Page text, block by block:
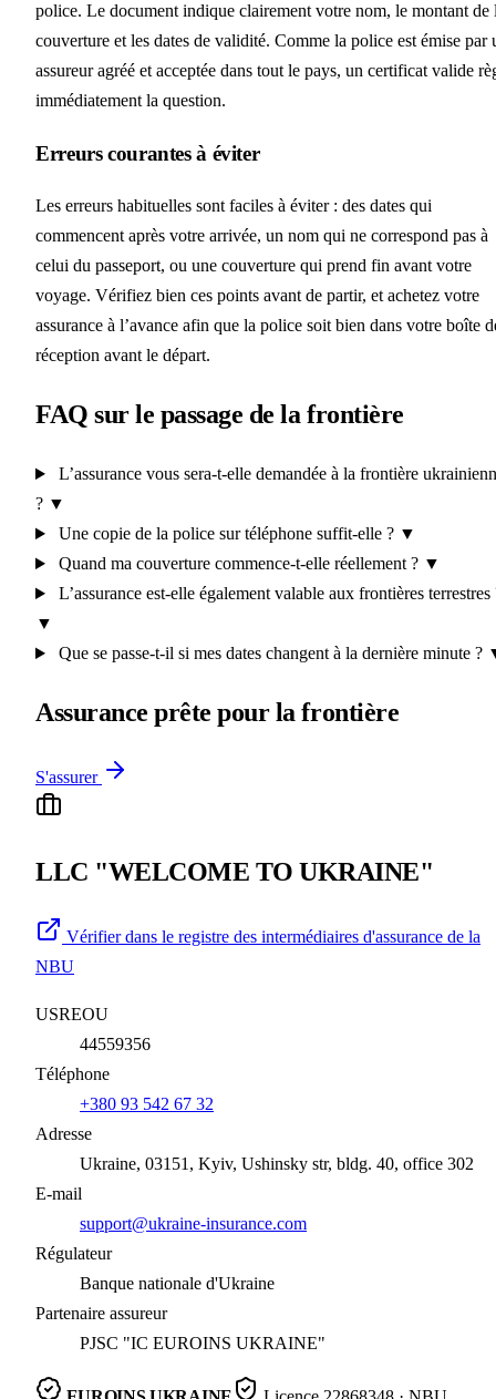
police. Le document indique clairement votre nom, le montant de
couverture et les dates de validité. Comme la police est émise par
assureur agréé et acceptée dans tout le pays, un certificat valide
immédiatement la question.
Erreurs courantes à éviter
Les erreurs habituelles sont faciles à éviter : des dates qui
commencent après votre arrivée, un nom qui ne correspond pas à
celui du passeport, ou une couverture qui prend fin avant votre
voyage. Vérifiez bien ces points avant de partir, et achetez votre
assurance à l’avance afin que la police soit bien dans votre boîte
réception avant le départ.
FAQ sur le passage de la frontière
L’assurance vous sera-t-elle demandée à la frontière
? ▼
Une copie de la police sur téléphone suffit-elle ? ▼
Quand ma couverture commence-t-elle réellement ? ▼
L’assurance est-elle également valable aux frontières terrestres
▼
Que se passe-t-il si mes dates changent à la dernière minute ?
Assurance prête pour la frontière
S'assurer
LLC "WELCOME TO UKRAINE"
Vérifier dans le registre des intermédiaires d'assurance de la
NBU
USREOU
44559356
Téléphone
+380 93 542 67 32
Adresse
Ukraine, 03151, Kyiv, Ushinsky str, bldg. 40, office 302
E-mail
support@ukraine-insurance.com
Régulateur
Banque nationale d'Ukraine
Partenaire assureur
PJSC "IC EUROINS UKRAINE"